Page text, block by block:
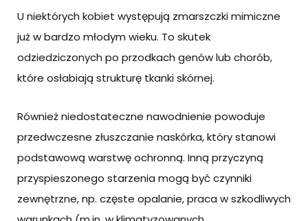
U niektórych kobiet występują zmarszczki mimiczne
już w bardzo młodym wieku. To skutek
odziedziczonych po przodkach genów lub chorób,
które osłabiają strukturę tkanki skórnej.
Również niedostateczne nawodnienie powoduje
przedwczesne złuszczanie naskórka, który stanowi
podstawową warstwę ochronną. Inną przyczyną
przyspieszonego starzenia mogą być czynniki
zewnętrzne, np. częste opalanie, praca w szkodliwych